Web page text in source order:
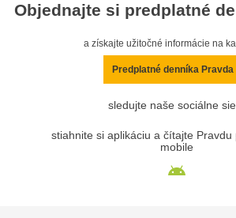
Objednajte si predplatné
a získajte užitočné informácie na
Predplatné denníka Pravda
sledujte naše sociálne
stiahnite si aplikáciu a čítajte Pravdu
mobile